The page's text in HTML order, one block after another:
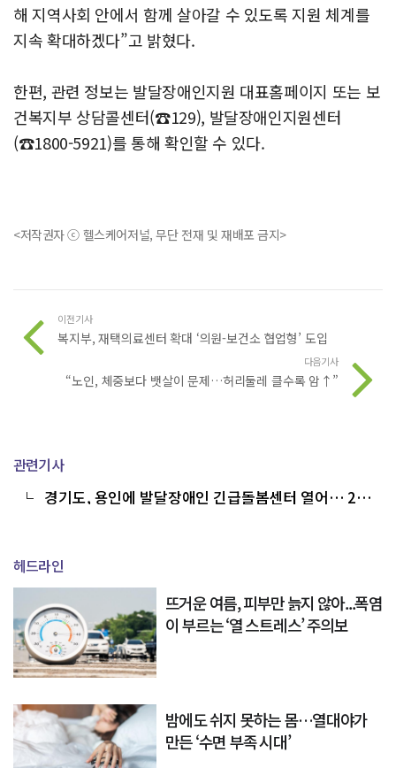
해 지역사회 안에서 함께 살아갈 수 있도록 지원 체계를
지속 확대하겠다”고 밝혔다.
한편, 관련 정보는 발달장애인지원 대표홈페이지 또는 보
건복지부 상담콜센터(☎129), 발달장애인지원센터
(☎1800-5921)를 통해 확인할 수 있다.
<저작권자 ⓒ 헬스케어저널, 무단 전재 및 재배포 금지>
이전기사
복지부, 재택의료센터 확대 ‘의원-보건소 협업형’ 도입
다음기사
“노인, 체중보다 뱃살이 문제…허리둘레 클수록 암↑”
관련기사
경기도, 용인에 발달장애인 긴급돌봄센터 열어… 24
헤드라인
뜨거운 여름, 피부만 늙지 않아...폭염
이 부르는 ‘열 스트레스’ 주의보
밤에도 쉬지 못하는 몸…열대야가
만든 ‘수면 부족 시대’